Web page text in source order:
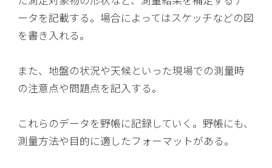
ータを記載する。場合によってはスケッチなどの図
を書き入れる。
また、地盤の状況や天候といった現場での測量時
の注意点や問題点を記入する。
これらのデータを野帳に記録していく。野帳にも、
測量方法や目的に適したフォーマットがある。